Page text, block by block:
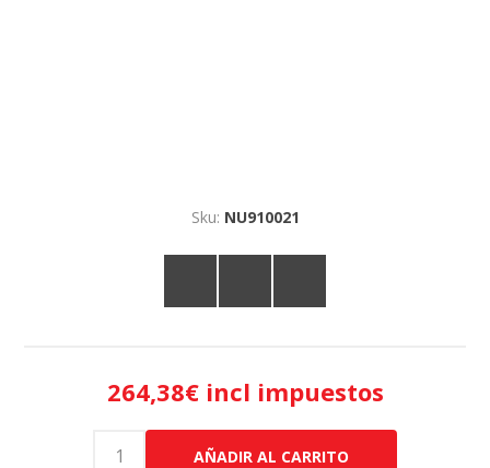
Sku: NU910021
264,38€ incl impuestos
AÑADIR AL CARRITO